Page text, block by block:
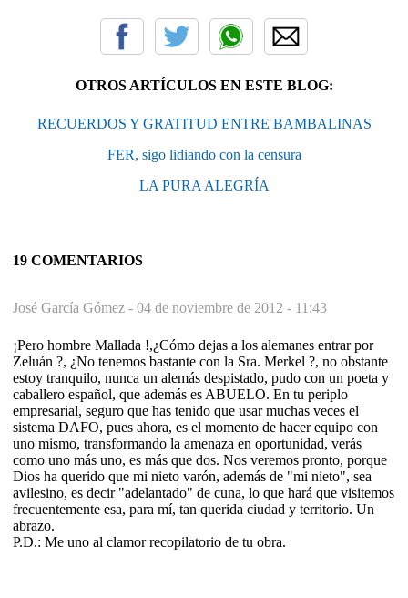
OTROS ARTÍCULOS EN ESTE BLOG:
RECUERDOS Y GRATITUD ENTRE BAMBALINAS
FER, sigo lidiando con la censura
LA PURA ALEGRÍA
19 COMENTARIOS
José García Gómez - 04 de noviembre de 2012 - 11:43
¡Pero hombre Mallada !,¿Cómo dejas a los alemanes entrar por
Zeluán ?, ¿No tenemos bastante con la Sra. Merkel ?, no obstante
estoy tranquilo, nunca un alemás despistado, pudo con un poeta y
caballero español, que además es ABUELO. En tu periplo
empresarial, seguro que has tenido que usar muchas veces el
sistema DAFO, pues ahora, es el momento de hacer equipo con
uno mismo, transformando la amenaza en oportunidad, verás
como uno más uno, es más que dos. Nos veremos pronto, porque
Dios ha querido que mi nieto varón, además de "mi nieto", sea
avilesino, es decir "adelantado" de cuna, lo que hará que visitemos
frecuentemente esa, para mí, tan querida ciudad y territorio. Un
abrazo.
P.D.: Me uno al clamor recopilatorio de tu obra.